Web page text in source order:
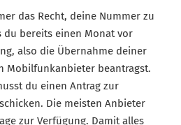
das Recht, deine Nummer zu
du bereits einen Monat vor
also die Übernahme deiner
Mobilfunkanbieter beantragst.
du einen Antrag zur
Die meisten Anbieter
zur Verfügung. Damit alles